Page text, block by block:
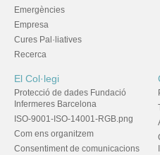
Emergències
Empresa
Cures Pal·liatives
Recerca
El Col·legi
Protecció de dades Fundació
Infermeres Barcelona
ISO-9001-ISO-14001-RGB.png
Com ens organitzem
Consentiment de comunicacions